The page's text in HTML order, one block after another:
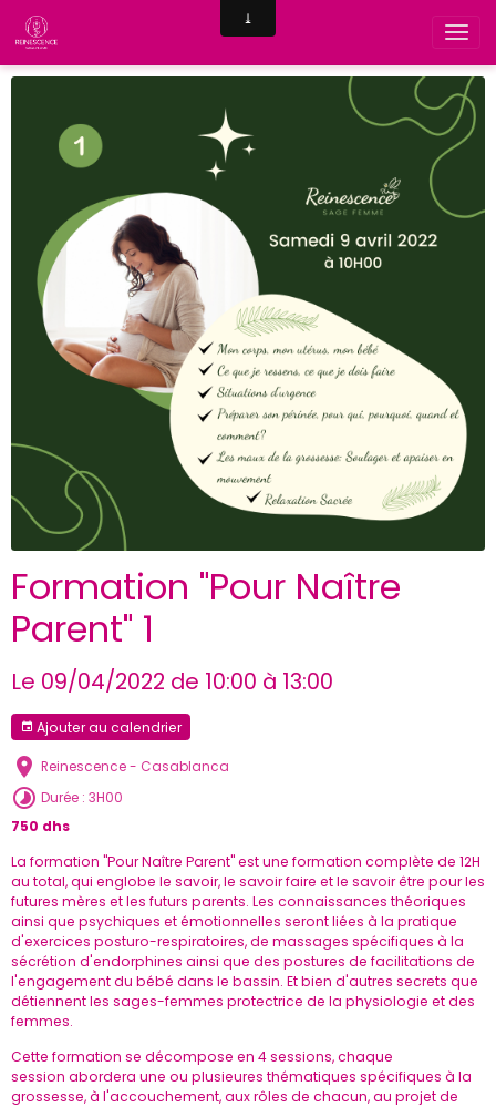
Formation "Pour Naître
Parent" 1
Le 09/04/2022 de 10:00 à 13:00
Ajouter au calendrier
Reinescence - Casablanca
Durée : 3H00
750 dhs
La formation "Pour Naître Parent" est une formation complète de 12H
au total, qui englobe le savoir, le savoir faire et le savoir être pour les
futures mères et les futurs parents. Les connaissances théoriques
ainsi que psychiques et émotionnelles seront liées à la pratique
d'exercices posturo-respiratoires, de massages spécifiques à la
sécrétion d'endorphines ainsi que des postures de facilitations de
l'engagement du bébé dans le bassin. Et bien d'autres secrets que
détiennent les sages-femmes protectrice de la physiologie et des
femmes.
Cette formation se décompose en 4 sessions, chaque
session abordera une ou plusieures thématiques spécifiques à la
grossesse, à l'accouchement, aux rôles de chacun, au projet de